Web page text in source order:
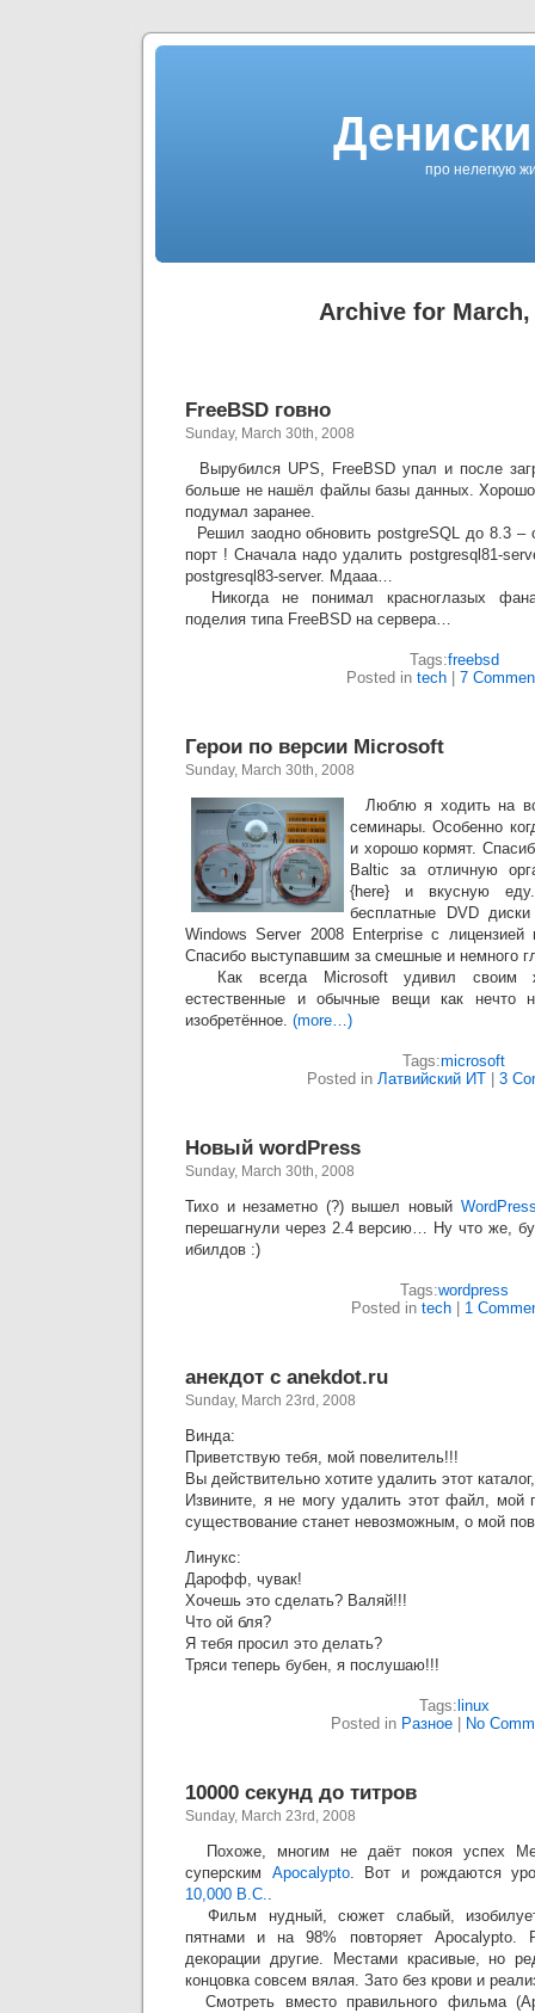
про нелегкую
Archive for March,
FreeBSD говно
Sunday, March 30th, 2008
Вырубился UPS, FreeBSD упал и после
больше не нашёл файлы базы данных. Хорошо
подумал заранее.
Решил заодно обновить postgreSQL до 8.3 –
порт ! Сначала надо удалить postgresql81-
postgresql83-server. Мдааа…
Никогда не понимал красноглазых
поделия типа FreeBSD на сервера…
Tags:freebsd
Posted in tech 7
Герои по версии Microsoft
Sunday, March 30th, 2008
Люблю я ходить на
семинары. Особенно
и хорошо кормят.
Baltic за отличную
{here} и вкусную
бесплатные DVD
Windows Server 2008 Enterprise с лицензией
Спасибо выступавшим за смешные и немного
Как всегда Microsoft удивил своим
естественные и обычные вещи как нечто
изобретённое. (more…)
Tags:microsoft
Posted in Латвийский ИТ 3
Новый wordPress
Sunday, March 30th, 2008
Тихо и незаметно (?) вышел новый
перешагнули через 2.4 версию… Ну что же,
ибилдов :)
Tags:wordpress
Posted in tech| 1
анекдот с anekdot.ru
Sunday, March 23rd, 2008
Винда:
Приветствую тебя, мой повелитель!!!
Вы действительно хотите удалить этот
Извините, я не могу удалить этот файл, мой
существование станет невозможным, о мой
Линукс:
Дарофф, чувак!
Хочешь это сделать? Валяй!!!
Что ой бля?
Я тебя просил это делать?
Тряси теперь бубен, я послушаю!!!
Tags: linux
Posted in Разное| No
10000 секунд до титров
Sunday, March 23rd, 2008
Похоже, многим не даёт покоя успех
суперским Apocalypto. Вот и рождаются
10,000 B.C..
Фильм нудный, сюжет слабый,
пятнами и на 98% повторяет Apocalypto.
декорации другие. Местами красивые, но
концовка совсем вялая. Зато без крови и
Смотреть вместо правильного фильма